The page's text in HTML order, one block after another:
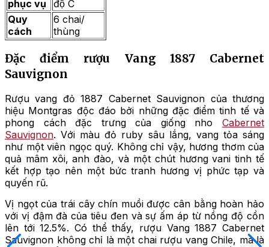
phục vụ
độ C
Quy
cách
6 chai/
thùng
Đặc điểm rượu Vang 1887 Cabernet
Sauvignon
Rượu vang đỏ 1887 Cabernet Sauvignon của thương
hiệu Montgras độc đáo bởi những đặc điểm tinh tế và
phong cách đặc trưng của giống nho Cabernet
Sauvignon. Với màu đỏ ruby sâu lắng, vang tỏa sáng
như một viên ngọc quý. Không chỉ vậy, hương thơm của
quả mâm xôi, anh đào, và một chút hương vani tinh tế
kết hợp tạo nên một bức tranh hương vị phức tạp và
quyến rũ.
Vị ngọt của trái cây chín muồi được cân bằng hoàn hảo
với vị đậm đà của tiêu đen và sự ấm áp từ nồng độ cồn
lên tới 12.5%. Có thể thấy, rượu Vang 1887 Cabernet
Sauvignon không chỉ là một chai rượu vang Chile, mà là